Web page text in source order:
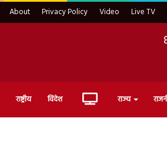
About Privacy Policy Video Live TV
राष्ट्रीय विदेश Live राज्य